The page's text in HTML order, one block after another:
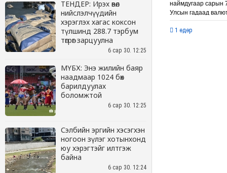
ТЕНДЕР: Ирэх өвөл
нийслэлчүүдийн
хэрэглэх хагас коксон
түлшинд 288.7 тэрбум
төгрөг зарцуулна
6 сар 30. 12:25
МҮБХ: Энэ жилийн баяр
наадмаар 1024 бөх
барилдуулах
боломжтой
6 сар 30. 12:25
Сэлбийн эргийн хэсэгхэн
ногоон зүлэг хотынхонд
юу хэрэгтэйг илтгэж
байна
6 сар 30. 12:24